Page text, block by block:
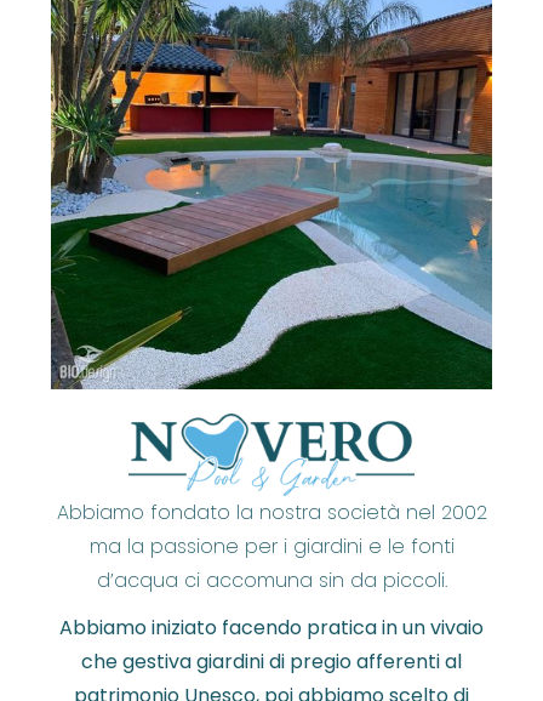
Abbiamo fondato la nostra società nel 2002
ma la passione per i giardini e le fonti
d’acqua ci accomuna sin da piccoli.
Abbiamo iniziato facendo pratica in un vivaio
che gestiva giardini di pregio afferenti al
patrimonio Unesco, poi abbiamo scelto di